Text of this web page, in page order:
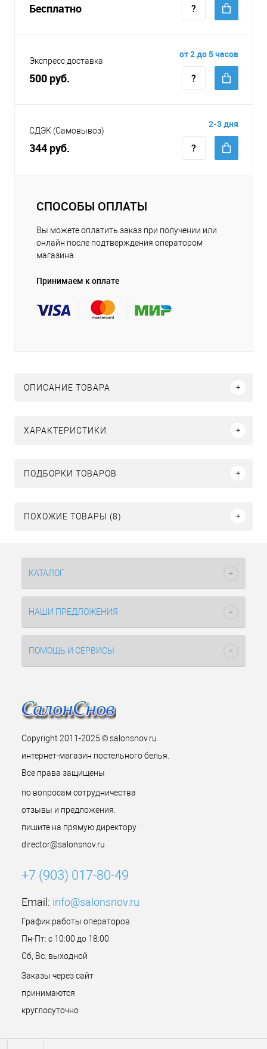
Бесплатно
Экспресс доставка
500 руб.
от 2 до 5 часов
СДЭК (Самовывоз)
344 руб.
2-3 дня
СПОСОБЫ ОПЛАТЫ
Вы можете оплатить заказ при получении или
онлайн после подтверждения оператором
магазина.
Принимаем к оплате
ОПИСАНИЕ ТОВАРА
ХАРАКТЕРИСТИКИ
ПОДБОРКИ ТОВАРОВ
ПОХОЖИЕ ТОВАРЫ (8)
КАТАЛОГ
НАШИ ПРЕДЛОЖЕНИЯ
ПОМОЩЬ И СЕРВИСЫ
Copyright 2011-2025 © salonsnov.ru
интернет-магазин постельного белья.
Все права защищены
по вопросам сотрудничества
отзывы и предложения.
пишите на прямую директору
director@salonsnov.ru
+7 (903) 017-80-49
Email: info@salonsnov.ru
График работы операторов
Пн-Пт: с 10:00 до 18:00
Сб, Вс: выходной
Заказы через сайт
принимаются
круглосуточно